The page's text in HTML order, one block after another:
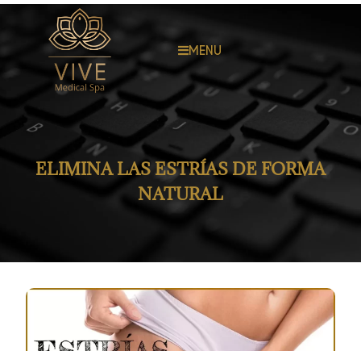
MENU
ELIMINA LAS ESTRÍAS DE FORMA
NATURAL